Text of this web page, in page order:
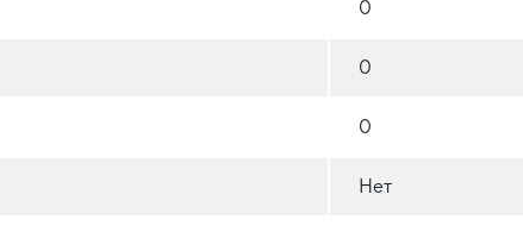
0
0
0
Нет